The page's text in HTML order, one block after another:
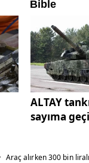
ALTAY
sayıma
Araç alırken 300 bin